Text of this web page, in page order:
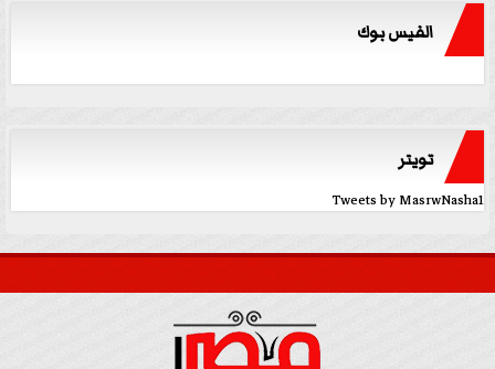
الفيس بوك
تويتر
Tweets by MasrwNasha1